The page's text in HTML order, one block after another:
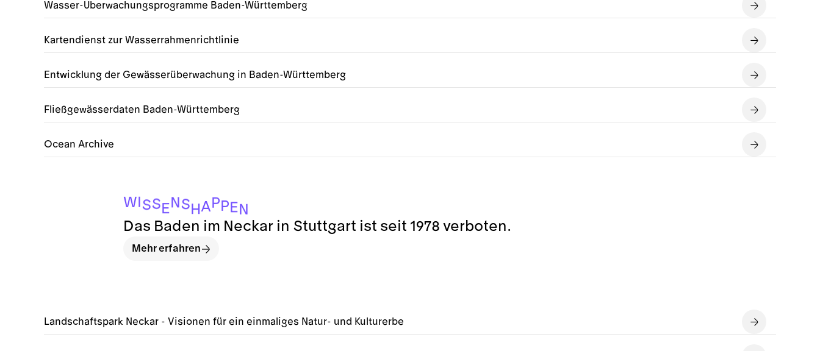
Wasser-Überwachungsprogramme Baden-Württemberg
Kartendienst zur Wasserrahmenrichtlinie
Entwicklung der Gewässerüberwachung in Baden-Württemberg
Fließgewässerdaten Baden-Württemberg
Ocean Archive
Landschaftspark Neckar - Visionen für ein einmaliges Natur- und Kulturerbe
WISSENSHAP PEN
Das Baden im Neckar in Stuttgart ist seit 1978 verboten.
Mehr erfahren